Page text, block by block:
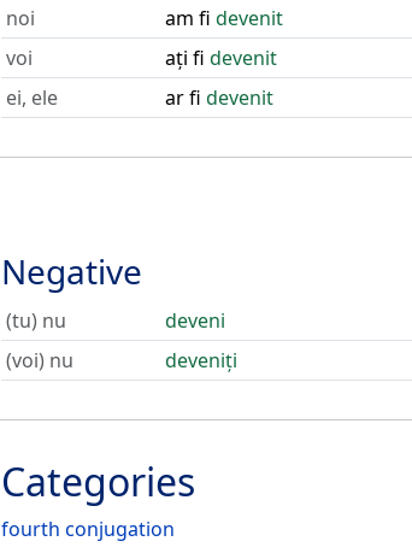
noi
am fi devenit
voi
ați fi devenit
ei, ele
ar fi devenit
Negative
(tu) nu
deveni
(voi) nu
deveniți
Categories
fourth conjugation